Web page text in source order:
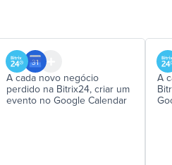
A cada novo negócio
perdido na Bitrix24, criar um
evento no Google Calendar
A